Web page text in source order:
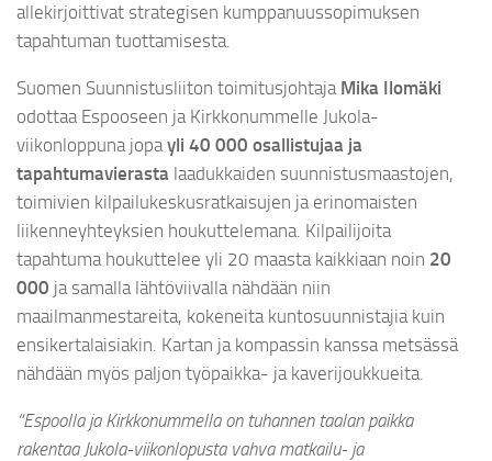
allekirjoittivat strategisen kumppanuussopimuksen
tapahtuman tuottamisesta.
Suomen Suunnistusliiton toimitusjohtaja Mika Ilomäki
odottaa Espooseen ja Kirkkonummelle Jukola-
viikonloppuna jopa yli 40 000 osallistujaa ja
tapahtumavierasta laadukkaiden suunnistusmaastojen,
toimivien kilpailukeskusratkaisujen ja erinomaisten
liikenneyhteyksien houkuttelemana. Kilpailijoita
tapahtuma houkuttelee yli 20 maasta kaikkiaan noin 20
000 ja samalla lähtöviivalla nähdään niin
maailmanmestareita, kokeneita kuntosuunnistajia kuin
ensikertalaisiakin. Kartan ja kompassin kanssa metsässä
nähdään myös paljon työpaikka- ja kaverijoukkueita.
“Espoolla ja Kirkkonummella on tuhannen taalan paikka
rakentaa Jukola-viikonlopusta vahva matkailu- ja